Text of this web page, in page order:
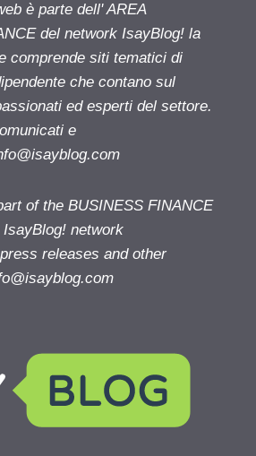
è parte dell' AREA
del network IsayBlog! la
comprende siti tematici di
che contano sul
ed esperti del settore.
e
of the BUSINESS FINANCE
network
releases and other